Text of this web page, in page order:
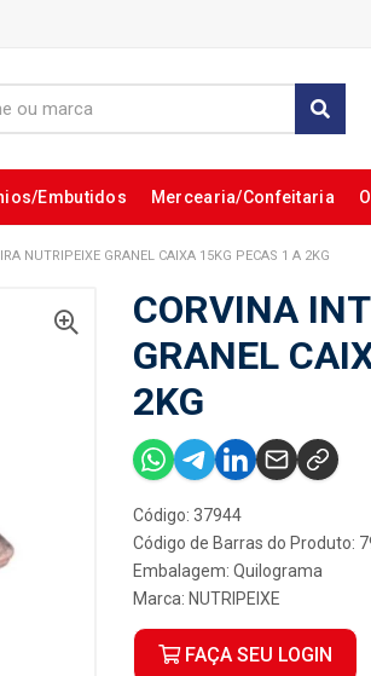
Embutidos Mercearia/Confeitaria
NUTRIPEIXE GRANEL CAIXA 15KG PECAS 1 A 2KG
CORVINA
GRANEL
2KG
Código: 37944
Código de Barras do Produto:
Embalagem: Quilograma
Marca: NUTRIPEIXE
FAÇA SEU LOGIN